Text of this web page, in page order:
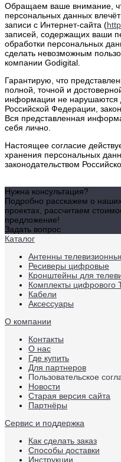
Обращаем ваше внимание,
персональных данных
записи с Интернет-сайта (
записей, содержащих ваши
обработки персональных
сделать невозможным
компании Godigital.
Гарантирую, что
полной, точной и
информации не нарушаются
Российской Федерации,
Вся представленная
себя лично.
Настоящее согласие
хранения персональных
законодательством
Нужна консультация?
Подробно расскажем о
проектах, рассчитаем
предложение!
Задать вопрос
Каталог
Антенны
Ресиверы цифровые
Кронштейны для
Комплекты цифрового
Кабели
Аксессуары
О компании
Контакты
О нас
Где купить
Для партнеров
Пользовательское
Новости
Старая версия сайта
Партнёры
Сервис и поддержка
Как сделать заказ
Способы доставки
Инструкции